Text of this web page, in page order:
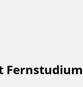
Fernstudium